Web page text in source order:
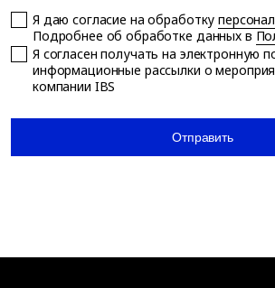
Я даю согласие на обработку
Подробнее об обработке данных в
Я согласен получать на электронную
информационные рассылки о
компании IBS
Отправить